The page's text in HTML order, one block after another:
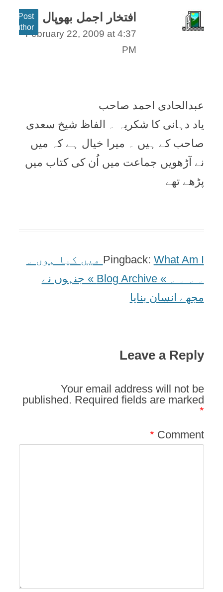
افتخار اجمل بھوپال
Post
author
February 22, 2009 at 4:37
PM
عبدالحادی احمد صاحب
یاد دہانی کا شکریہ ۔ الفاظ شیخ سعدی
صاحب کے ہیں ۔ میرا خیال ہے کہ میں
نے آڑھویں جماعت میں اُن کی کتاب میں
پڑھے تھے
Pingback: What Am I میں کیا ہوں ۔
۔ ۔ ۔ ۔ » Blog Archive » جنہوں نے
مجھے انسان بنایا
Leave a Reply
Your email address will not be
published. Required fields are marked
*
Comment
*